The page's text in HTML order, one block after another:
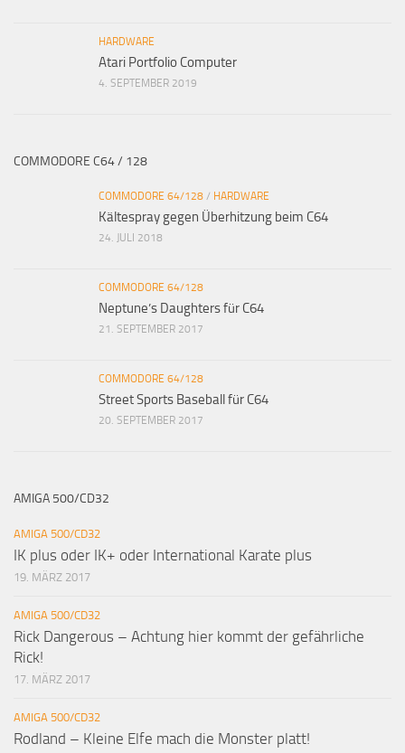
HARDWARE
Atari Portfolio Computer
4. SEPTEMBER 2019
COMMODORE C64 / 128
COMMODORE 64/128 / HARDWARE
Kältespray gegen Überhitzung beim C64
24. JULI 2018
COMMODORE 64/128
Neptune’s Daughters für C64
21. SEPTEMBER 2017
COMMODORE 64/128
Street Sports Baseball für C64
20. SEPTEMBER 2017
AMIGA 500/CD32
AMIGA 500/CD32
IK plus oder IK+ oder International Karate plus
19. MÄRZ 2017
AMIGA 500/CD32
Rick Dangerous – Achtung hier kommt der gefährliche
Rick!
17. MÄRZ 2017
AMIGA 500/CD32
Rodland – Kleine Elfe mach die Monster platt!